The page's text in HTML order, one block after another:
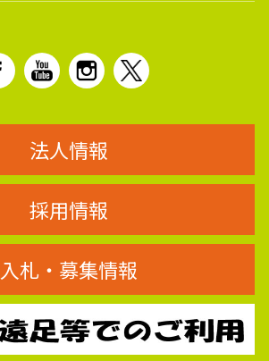
法人情報
採用情報
入札・募集情報